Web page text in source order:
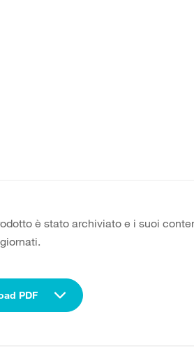
è stato archiviato e i suoi
PDF